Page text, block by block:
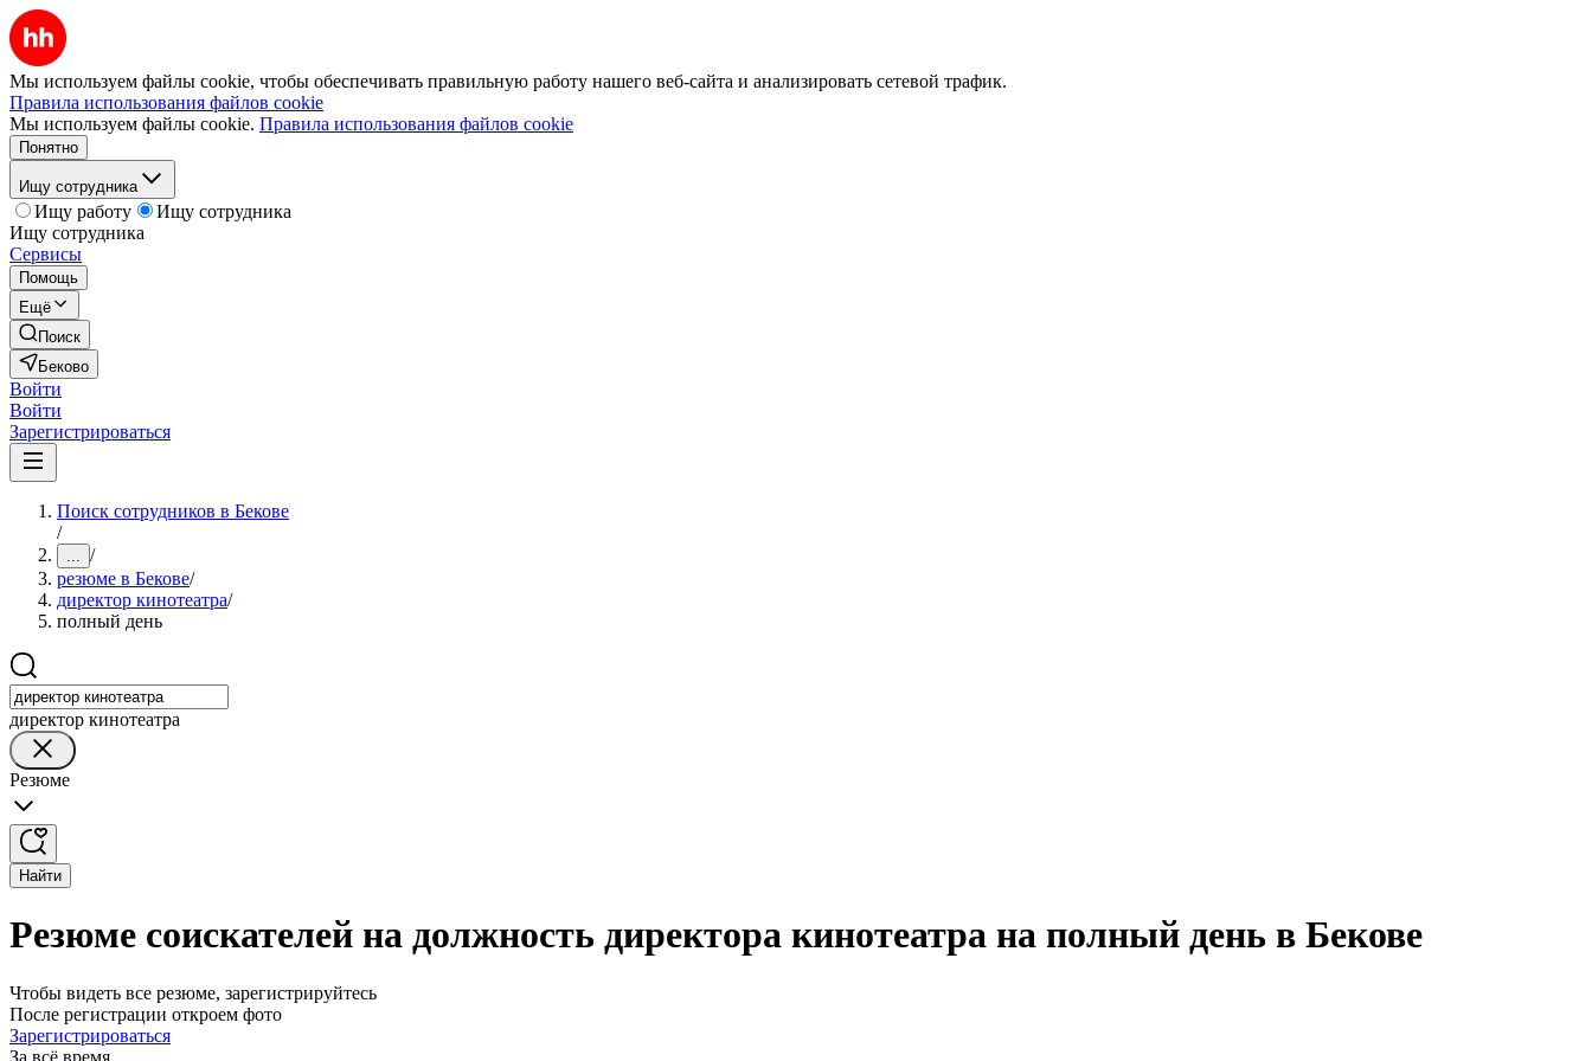
Мы используем файлы cookie, чтобы обеспечивать правильную работу нашего веб-сайта и анализировать сетевой трафик.
Правила использования файлов cookie
Мы используем файлы cookie. Правила использования файлов cookie
Понятно
Ищу сотрудника
Ищу работу
Ищу сотрудника
Ищу сотрудника
Сервисы
Помощь
Ещё
Поиск
Беково
Войти
Войти
Зарегистрироваться
Поиск сотрудников в Бекове
/
... /
резюме в Бекове/
директор кинотеатра/
полный день
директор кинотеатра
Резюме
Найти
Резюме соискателей на должность директора кинотеатра на полный день в Бекове
Чтобы видеть все резюме, зарегистрируйтесь
После регистрации откроем фото
Зарегистрироваться
За всё время